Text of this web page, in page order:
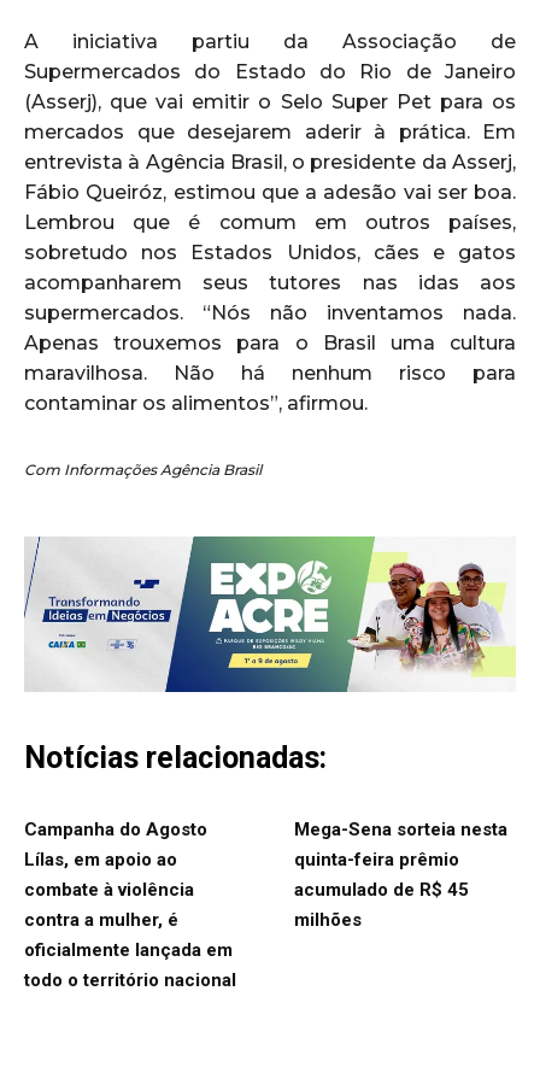
A iniciativa partiu da Associação de
Supermercados do Estado do Rio de Janeiro
(Asserj), que vai emitir o Selo Super Pet para os
mercados que desejarem aderir à prática. Em
entrevista à Agência Brasil, o presidente da Asserj,
Fábio Queiróz, estimou que a adesão vai ser boa.
Lembrou que é comum em outros países,
sobretudo nos Estados Unidos, cães e gatos
acompanharem seus tutores nas idas aos
supermercados. “Nós não inventamos nada.
Apenas trouxemos para o Brasil uma cultura
maravilhosa. Não há nenhum risco para
contaminar os alimentos”, afirmou.
Com Informações Agência Brasil
Notícias relacionadas:
Campanha do Agosto
Lílas, em apoio ao
combate à violência
contra a mulher, é
oficialmente lançada em
todo o território nacional
Mega-Sena sorteia nesta
quinta-feira prêmio
acumulado de R$ 45
milhões